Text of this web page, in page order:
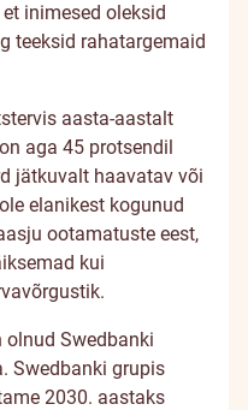
inimesed oleksid
teeksid rahatargemaid
aasta-aastalt
aga 45 protsendil
jätkuvalt haavatav või
elanikest kogunud
ootamatuste eest,
kui
olnud Swedbanki
Swedbanki grupis
2030. aastaks